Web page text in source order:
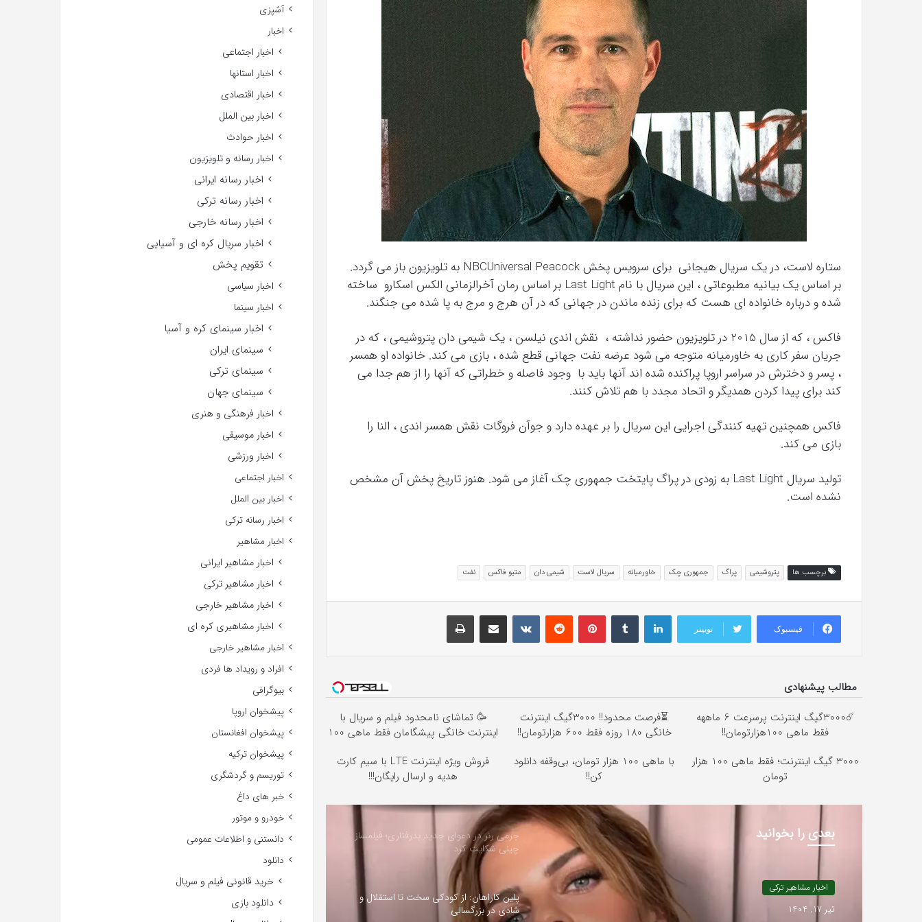
ستاره لاست، در یک سریال هیجانی برای سرویس پخش NBCUniversal Peacock به تلویزیون باز می گردد.
بر اساس یک بیانیه مطبوعاتی ، این سریال با نام Last Light بر اساس رمان آخرالزمانی الکس اسکارو ساخته
شده و درباره خانواده ای هست که برای زنده ماندن در جهانی که در آن هرج و مرج به پا شده می جنگند.
فاکس ، که از سال 2015 در تلویزیون حضور نداشته ، نقش اندی نیلسن ، یک شیمی دان پتروشیمی ، که در
جریان سفر کاری به خاورمیانه متوجه می شود عرضه نفت جهانی قطع شده ، بازی می کند. خانواده او همسر
، پسر و دخترش در سراسر اروپا پراکنده شده اند آنها باید با وجود فاصله و خطراتی که آنها را از هم جدا می
کند برای پیدا کردن همدیگر و اتحاد مجدد با هم تلاش کنند.
فاکس همچنین تهیه کنندگی اجرایی این سریال را بر عهده دارد و جوآن فروگات نقش همسر اندی ، النا را
بازی می کند.
تولید سریال Last Light به زودی در پراگ پایتخت جمهوری چک آغاز می شود. هنوز تاریخ پخش آن مشخص
نشده است.
برچسب ها پتروشیمی پراگ جمهوری چک خاورمیانه سریال لاست شیمی دان متیو فاکس نفت
فیسبوک توییتر
لینکداینتامبلر پینتریستReddit
VKontakteاشتراک گذاری با ایمیل چاپ
مطالب پیشنهادی
☄️3000گیگ اینترنت پرسرعت 6 ماههه
فقط ماهی 100هزارتومان!!
⏳فرصت محدود!! 3000گیگ اینترنت
خانگی 180 روزه فقط 600 هزارتومان!!
🥳 تماشای نامحدود فیلم و سریال با
اینترنت خانگی پیشگامان فقط ماهی 100
3000 گیگ اینترنت؛ فقط ماهی 100 هزار
تومان
با ماهی 100 هزار تومان، بی‌وقفه دانلود
کن!!
فروش ویژه اینترنت LTE با سیم کارت
هدیه و ارسال رایگان!!!
بعدی را بخوانید
اخبار مشاهیر ترکی
تیر 17, 1404
جرمی رنر در دعوای جدید بدرفتاری؛ فیلمساز
چینی شکایت کرد
پلین کاراهان: از کودکی سخت تا استقلال و
شادی در بزرگسالی
آشپزی
اخبار
اخبار اجتماعی
اخبار استانها
اخبار اقتصادی
اخبار بین الملل
اخبار حوادث
اخبار رسانه و تلویزیون
اخبار رسانه ایرانی
اخبار رسانه ترکی
اخبار رسانه خارجی
اخبار سریال کره ای و آسیایی
تقویم پخش
اخبار سیاسی
اخبار سینما
اخبار سینمای کره و آسیا
سینمای ایران
سینمای ترکی
سینمای جهان
اخبار فرهنگی و هنری
اخبار موسیقی
اخبار ورزشی
اخبار اجتماعی
اخبار بین الملل
اخبار رسانه ترکی
اخبار مشاهیر
اخبار مشاهیر ایرانی
اخبار مشاهیر ترکی
اخبار مشاهیر خارجی
اخبار مشاهیری کره ای
اخبار مشاهیر خارجی
افراد و رویداد ها فردی
بیوگرافی
پیشخوان اروپا
پیشخوان افغانستان
پیشخوان ترکیه
توریسم و گردشگری
خبر های داغ
خودرو و موتور
دانستنی و اطلاعات عمومی
دانلود
خرید قانونی فیلم و سریال
دانلود بازی